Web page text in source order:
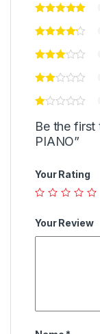
Be the first
PIANO”
Your Rating
Your Review